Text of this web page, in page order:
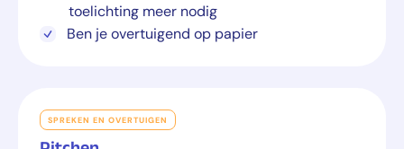
toelichting meer nodig
Ben je overtuigend op papier
SPREKEN EN OVERTUIGEN